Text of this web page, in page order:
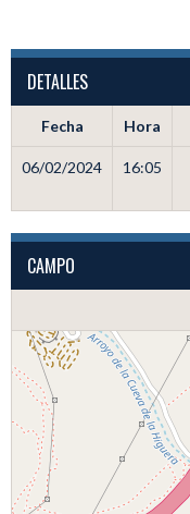
DETALLES
Fecha Hora
06/02/2024 16:05
CAMPO